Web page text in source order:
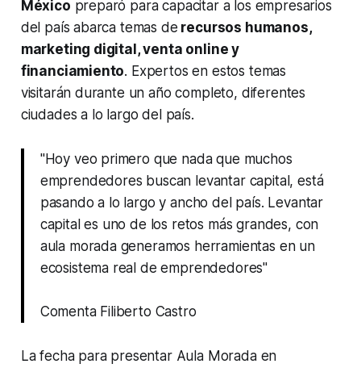
México preparó para capacitar a los empresarios
del país abarca temas de recursos humanos,
marketing digital, venta online y
financiamiento. Expertos en estos temas
visitarán durante un año completo, diferentes
ciudades a lo largo del país.
"Hoy veo primero que nada que muchos
emprendedores buscan levantar capital, está
pasando a lo largo y ancho del país. Levantar
capital es uno de los retos más grandes, con
aula morada generamos herramientas en un
ecosistema real de emprendedores"
Comenta Filiberto Castro
La fecha para presentar Aula Morada en